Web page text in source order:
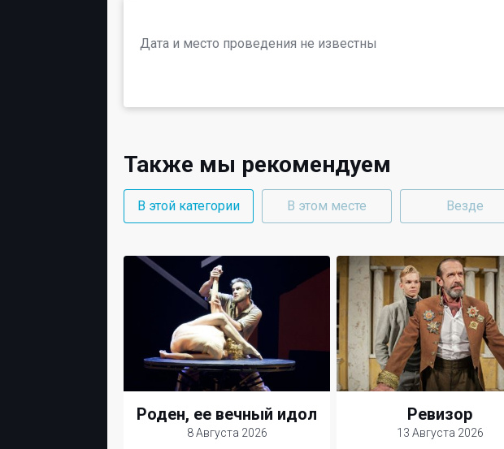
Дата и место проведения не известны
Также мы рекомендуем
В этой категории В этом месте Везде
Роден, ее вечный идол
8 Августа 2026
Ревизор
13 Августа 2026